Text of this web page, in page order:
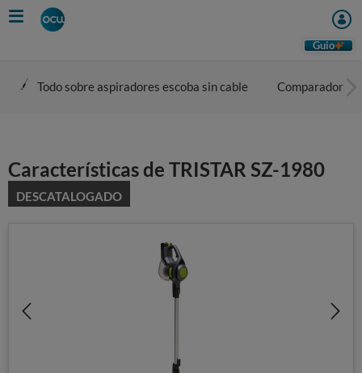
Skip
to
Guio
Todo sobre aspiradores escoba sin cable Comparador
Características de TRISTAR SZ-1980
DESCATALOGADO